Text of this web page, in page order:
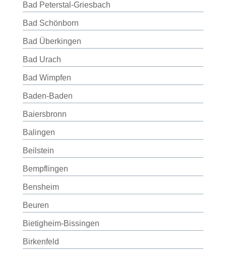
Bad Peterstal-Griesbach
Bad Schönborn
Bad Überkingen
Bad Urach
Bad Wimpfen
Baden-Baden
Baiersbronn
Balingen
Beilstein
Bempflingen
Bensheim
Beuren
Bietigheim-Bissingen
Birkenfeld